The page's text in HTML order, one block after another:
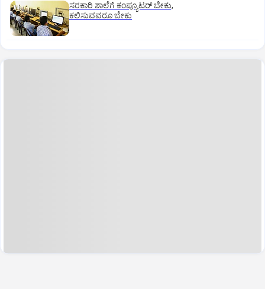
ಸರಕಾರಿ ಶಾಲೆಗೆ ಕಂಪ್ಯೂಟರ್‌ ಬೇಕು,
ಕಲಿಸುವವರೂ ಬೇಕು